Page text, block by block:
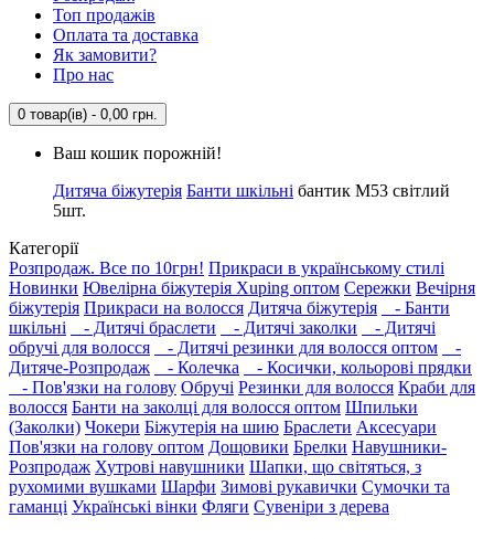
Топ продажів
Оплата та доставка
Як замовити?
Про нас
0 товар(ів) - 0,00 грн.
Ваш кошик порожній!
Дитяча біжутерія Банти шкільні бантик М53 світлий
5шт.
Категорії
Розпродаж. Все по 10грн! Прикраси в українському стилі
Новинки Ювелірна біжутерія Xuping оптом Сережки Вечірня
біжутерія Прикраси на волосся Дитяча біжутерія
- Банти
шкільні
- Дитячі браслети - Дитячі заколки
- Дитячі
обручі для волосся
- Дитячі резинки для волосся оптом
-
Дитяче-Розпродаж
- Колечка
- Косички, кольорові прядки
- Пов'язки на голову Обручі Резинки для волосся Краби для
волосся Банти на заколці для волосся оптом Шпильки
(Заколки) Чокери Біжутерія на шию Браслети Аксесуари
Пов'язки на голову оптом Дощовики Брелки Навушники-
Розпродаж Хутрові навушники Шапки, що світяться, з
рухомими вушками Шарфи Зимові рукавички Сумочки та
гаманці Українські вінки Фляги Сувеніри з дерева